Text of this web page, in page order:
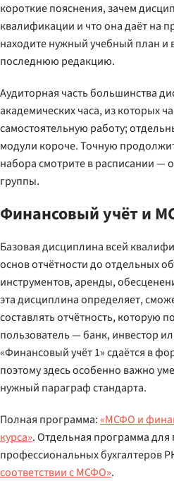
короткие пояснения, зачем
квалификации и что она даёт на
находите нужный учебный план и
последнюю редакцию.
Аудиторная часть большинства
академических часа, из которых
самостоятельную работу;
модули короче. Точную
набора смотрите в расписании —
группы.
Финансовый учёт и
Базовая дисциплина всей
основ отчётности до отдельных
инструментов, аренды,
эта дисциплина определяет,
составлять отчётность, которую
пользователь — банк, инвестор
«Финансовый учёт 1» сдаётся в
поэтому здесь особенно важно
нужный параграф стандарта.
Полная программа:«МСФО и
курса». Отдельная программа для
профессиональных бухгалтеров
соответствии с МСФО».